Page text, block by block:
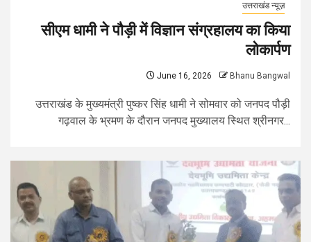
उत्तराखंड न्यूज़
सीएम धामी ने पौड़ी में विज्ञान संग्रहालय का किया
लोकार्पण
June 16, 2026 Bhanu Bangwal
उत्तराखंड के मुख्यमंत्री पुष्कर सिंह धामी ने सोमवार को जनपद पौड़ी
गढ़वाल के भ्रमण के दौरान जनपद मुख्यालय स्थित श्रीनगर...